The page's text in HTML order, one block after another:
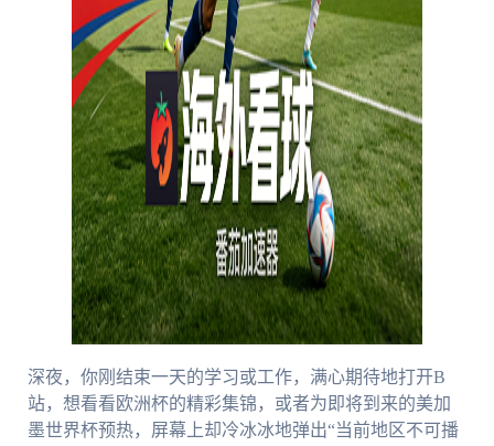
深夜，你刚结束一天的学习或工作，满心期待地打开B
站，想看看欧洲杯的精彩集锦，或者为即将到来的美加
墨世界杯预热，屏幕上却冷冰冰地弹出“当前地区不可播